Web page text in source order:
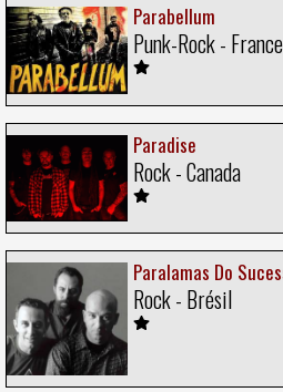
Parabellum
Punk-Rock - France
Paradise
Rock - Canada
Paralamas Do
Rock - Brésil